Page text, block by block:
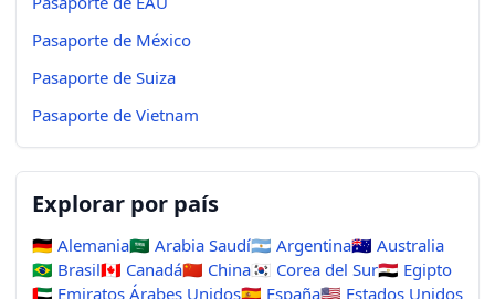
Pasaporte de México
Pasaporte de Suiza
Pasaporte de Vietnam
Explorar por país
🇩🇪 Alemania🇸🇦 Arabia Saudí🇦🇷 Argentina🇦🇺 Australia
🇧🇷 Brasil🇨🇦 Canadá🇨🇳 China🇰🇷 Corea del Sur🇪🇬 Egipto
🇦🇪 Emiratos Árabes Unidos🇪🇸 España🇺🇸 Estados Unidos